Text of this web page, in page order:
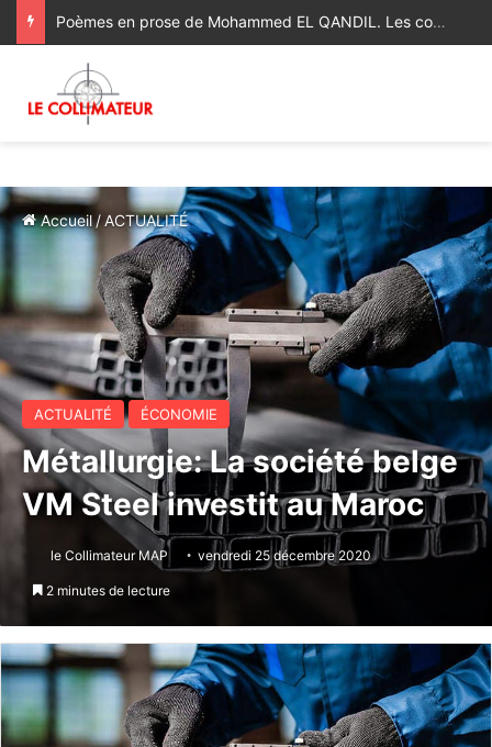
Météo vendredi 24 juillet : Température du jour en baisse sur la majorité du Royaume
Accueil /ACTUALITÉ
ACTUALITÉ ÉCONOMIE
Métallurgie: La société belge
VM Steel investit au Maroc
le Collimateur MAP vendredi 25 décembre 2020
2 minutes de lecture